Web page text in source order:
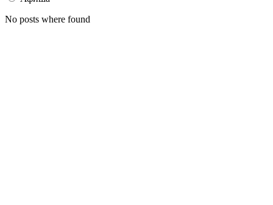
No posts where found